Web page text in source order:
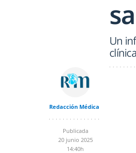
Un
Redacción Médica
Publicada
20 junio 2025
14:40h